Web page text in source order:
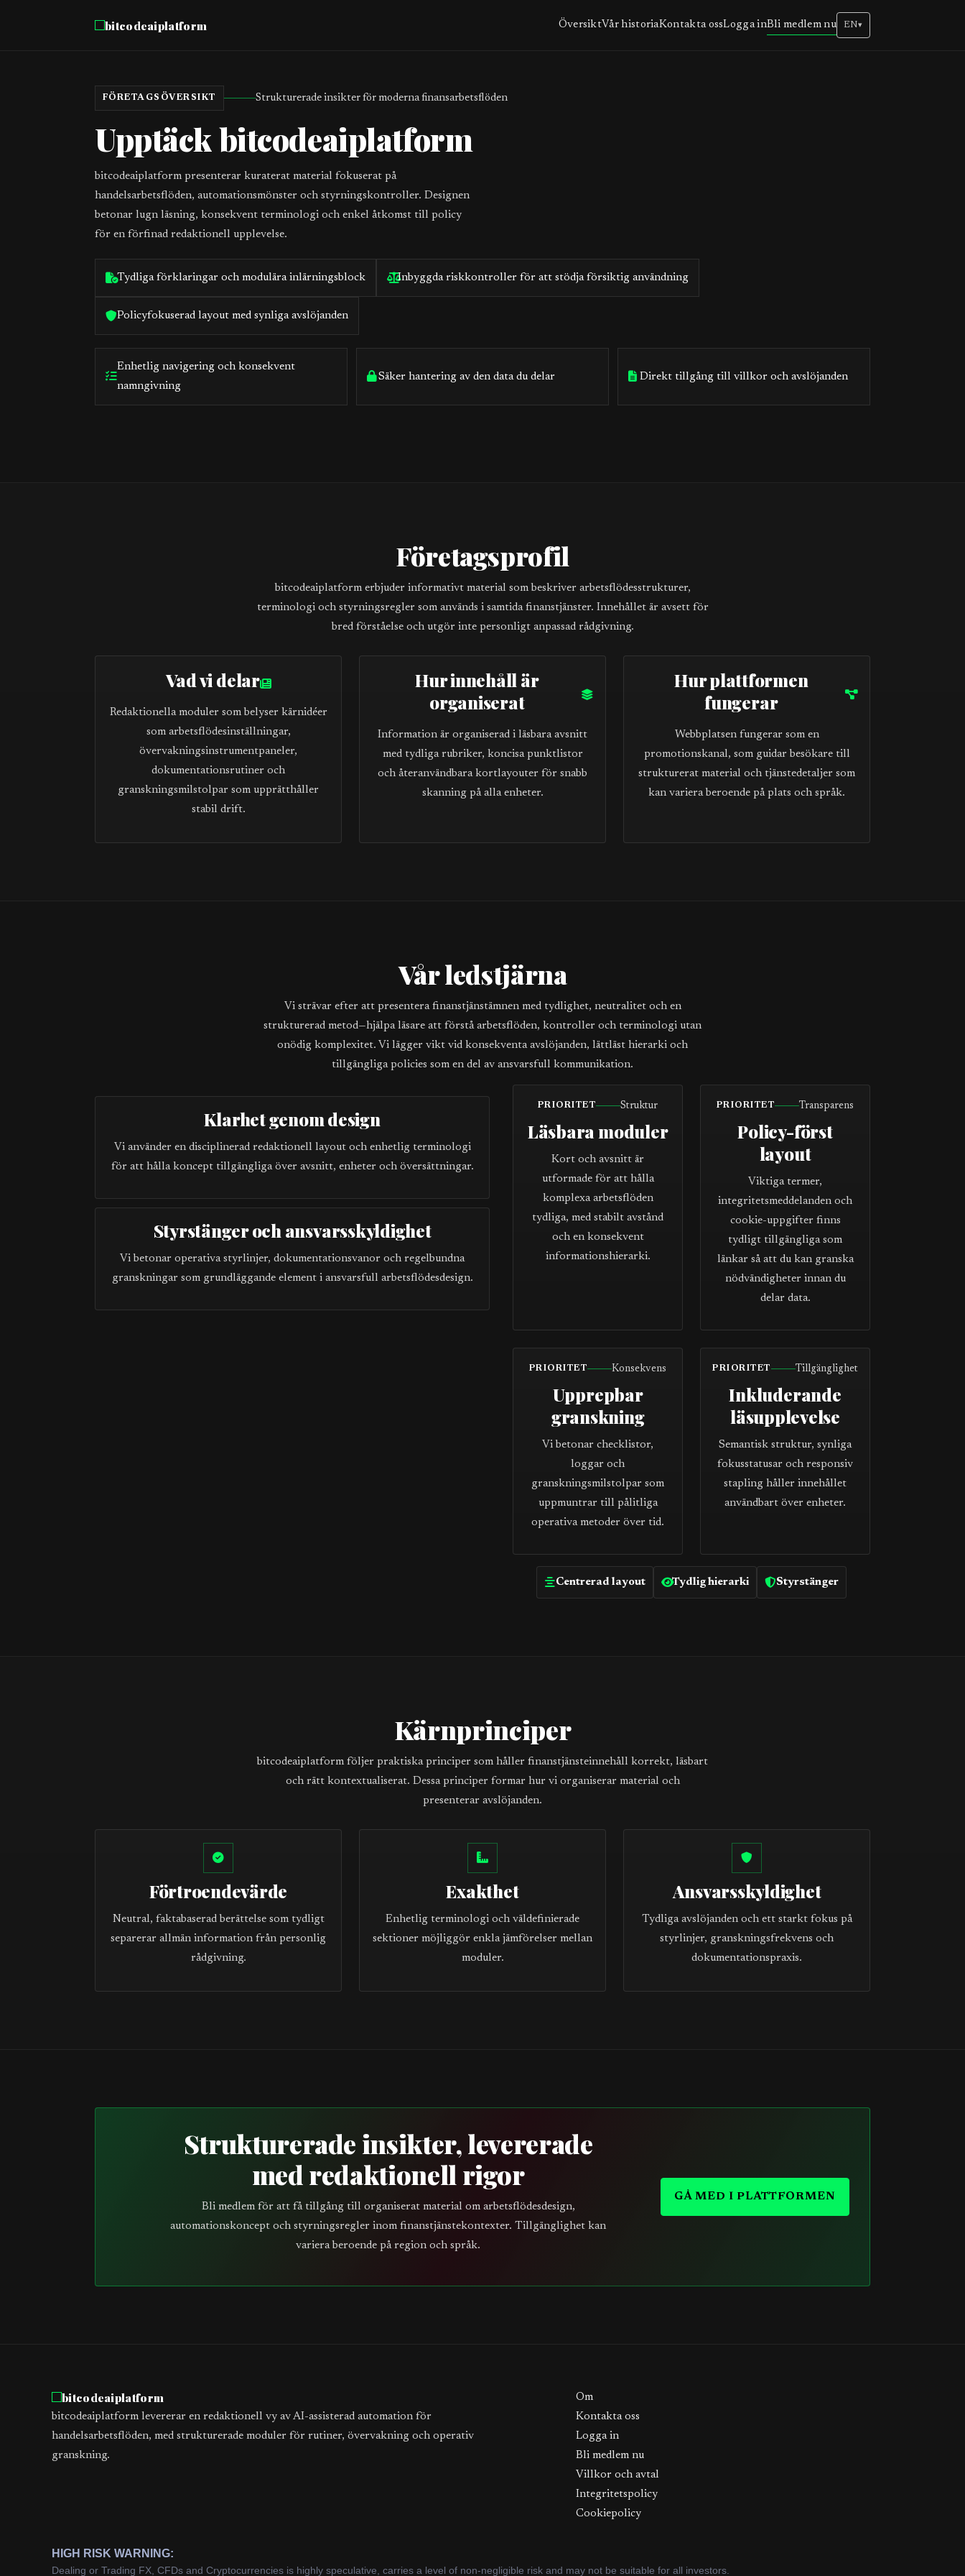
bitcodeaiplatform ÖversiktVår historiaKontakta ossLogga inBli medlem nu EN▾
FÖRETAGSÖVERSIKT Strukturerade insikter för moderna finansarbetsflöden
Upptäck bitcodeaiplatform
bitcodeaiplatform presenterar kuraterat material fokuserat på
handelsarbetsflöden, automationsmönster och styrningskontroller. Designen
betonar lugn läsning, konsekvent terminologi och enkel åtkomst till policy
för en förfinad redaktionell upplevelse.
Tydliga förklaringar och modulära inlärningsblock Inbyggda riskkontroller för att stödja försiktig användning
Policyfokuserad layout med synliga avslöjanden
Enhetlig navigering och konsekvent
namngivning
Säker hantering av den data du delar Direkt tillgång till villkor och avslöjanden
Företagsprofil
bitcodeaiplatform erbjuder informativt material som beskriver arbetsflödesstrukturer,
terminologi och styrningsregler som används i samtida finanstjänster. Innehållet är avsett för
bred förståelse och utgör inte personligt anpassad rådgivning.
Vad vi delar
Redaktionella moduler som belyser kärnidéer
som arbetsflödesinställningar,
övervakningsinstrumentpaneler,
dokumentationsrutiner och
granskningsmilstolpar som upprätthåller
stabil drift.
Hur innehåll är
organiserat
Information är organiserad i läsbara avsnitt
med tydliga rubriker, koncisa punktlistor
och återanvändbara kortlayouter för snabb
skanning på alla enheter.
Hur plattformen
fungerar
Webbplatsen fungerar som en
promotionskanal, som guidar besökare till
strukturerat material och tjänstedetaljer som
kan variera beroende på plats och språk.
Vår ledstjärna
Vi strävar efter att presentera finanstjänstämnen med tydlighet, neutralitet och en
strukturerad metod—hjälpa läsare att förstå arbetsflöden, kontroller och terminologi utan
onödig komplexitet. Vi lägger vikt vid konsekventa avslöjanden, lättläst hierarki och
tillgängliga policies som en del av ansvarsfull kommunikation.
Klarhet genom design
Vi använder en disciplinerad redaktionell layout och enhetlig terminologi
för att hålla koncept tillgängliga över avsnitt, enheter och översättningar.
Styrstänger och ansvarsskyldighet
Vi betonar operativa styrlinjer, dokumentationsvanor och regelbundna
granskningar som grundläggande element i ansvarsfull arbetsflödesdesign.
PRIORITET Struktur
Läsbara moduler
Kort och avsnitt är
utformade för att hålla
komplexa arbetsflöden
tydliga, med stabilt avstånd
och en konsekvent
informationshierarki.
PRIORITET Transparens
Policy-först
layout
Viktiga termer,
integritetsmeddelanden och
cookie-uppgifter finns
tydligt tillgängliga som
länkar så att du kan granska
nödvändigheter innan du
delar data.
PRIORITET Konsekvens
Upprepbar
granskning
Vi betonar checklistor,
loggar och
granskningsmilstolpar som
uppmuntrar till pålitliga
operativa metoder över tid.
PRIORITET Tillgänglighet
Inkluderande
läsupplevelse
Semantisk struktur, synliga
fokusstatusar och responsiv
stapling håller innehållet
användbart över enheter.
Centrerad layout Tydlig hierarki Styrstänger
Kärnprinciper
bitcodeaiplatform följer praktiska principer som håller finanstjänsteinnehåll korrekt, läsbart
och rätt kontextualiserat. Dessa principer formar hur vi organiserar material och
presenterar avslöjanden.
Förtroendevärde
Neutral, faktabaserad berättelse som tydligt
separerar allmän information från personlig
rådgivning.
Exakthet
Enhetlig terminologi och väldefinierade
sektioner möjliggör enkla jämförelser mellan
moduler.
Ansvarsskyldighet
Tydliga avslöjanden och ett starkt fokus på
styrlinjer, granskningsfrekvens och
dokumentationspraxis.
Strukturerade insikter, levererade
med redaktionell rigor
Bli medlem för att få tillgång till organiserat material om arbetsflödesdesign,
automationskoncept och styrningsregler inom finanstjänstekontexter. Tillgänglighet kan
variera beroende på region och språk.
GÅ MED I PLATTFORMEN
bitcodeaiplatform
bitcodeaiplatform levererar en redaktionell vy av AI-assisterad automation för
handelsarbetsflöden, med strukturerade moduler för rutiner, övervakning och operativ
granskning.
Om
Kontakta oss
Logga in
Bli medlem nu
Villkor och avtal
Integritetspolicy
Cookiepolicy